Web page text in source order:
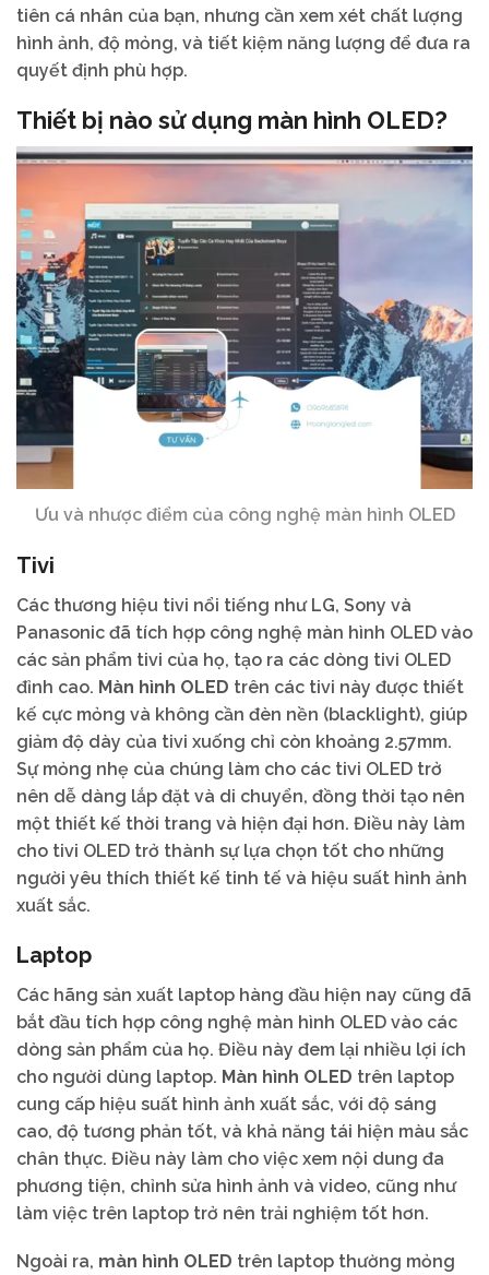
tiên cá nhân của bạn, nhưng cần xem xét chất lượng
hình ảnh, độ mỏng, và tiết kiệm năng lượng để đưa ra
quyết định phù hợp.
Thiết bị nào sử dụng màn hình OLED?
Ưu và nhược điểm của công nghệ màn hình OLED
Tivi
Các thương hiệu tivi nổi tiếng như LG, Sony và
Panasonic đã tích hợp công nghệ màn hình OLED vào
các sản phẩm tivi của họ, tạo ra các dòng tivi OLED
đỉnh cao. Màn hình OLED trên các tivi này được thiết
kế cực mỏng và không cần đèn nền (blacklight), giúp
giảm độ dày của tivi xuống chỉ còn khoảng 2.57mm.
Sự mỏng nhẹ của chúng làm cho các tivi OLED trở
nên dễ dàng lắp đặt và di chuyển, đồng thời tạo nên
một thiết kế thời trang và hiện đại hơn. Điều này làm
cho tivi OLED trở thành sự lựa chọn tốt cho những
người yêu thích thiết kế tinh tế và hiệu suất hình ảnh
xuất sắc.
Laptop
Các hãng sản xuất laptop hàng đầu hiện nay cũng đã
bắt đầu tích hợp công nghệ màn hình OLED vào các
dòng sản phẩm của họ. Điều này đem lại nhiều lợi ích
cho người dùng laptop. Màn hình OLED trên laptop
cung cấp hiệu suất hình ảnh xuất sắc, với độ sáng
cao, độ tương phản tốt, và khả năng tái hiện màu sắc
chân thực. Điều này làm cho việc xem nội dung đa
phương tiện, chỉnh sửa hình ảnh và video, cũng như
làm việc trên laptop trở nên trải nghiệm tốt hơn.
Ngoài ra, màn hình OLED trên laptop thường mỏng